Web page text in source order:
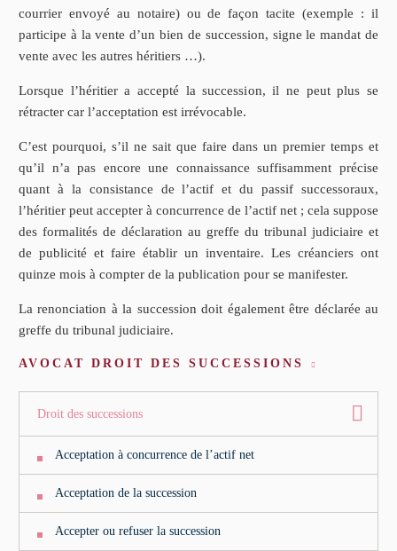
courrier envoyé au notaire) ou de façon tacite (exemple : il
participe à la vente d’un bien de succession, signe le mandat de
vente avec les autres héritiers …).
Lorsque l’héritier a accepté la succession, il ne peut plus se
rétracter car l’acceptation est irrévocable.
C’est pourquoi, s’il ne sait que faire dans un premier temps et
qu’il n’a pas encore une connaissance suffisamment précise
quant à la consistance de l’actif et du passif successoraux,
l’héritier peut accepter à concurrence de l’actif net ; cela suppose
des formalités de déclaration au greffe du tribunal judiciaire et
de publicité et faire établir un inventaire. Les créanciers ont
quinze mois à compter de la publication pour se manifester.
La renonciation à la succession doit également être déclarée au
greffe du tribunal judiciaire.
AVOCAT DROIT DES SUCCESSIONS
Droit des successions
Acceptation à concurrence de l’actif net
Acceptation de la succession
Accepter ou refuser la succession